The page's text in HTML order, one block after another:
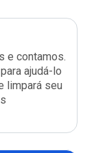
e contamos.
ajudá-lo
limpará seu